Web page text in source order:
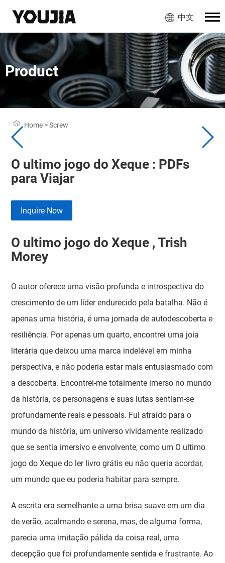
中文
Product
Home >Screw
O ultimo jogo do Xeque : PDFs
para Viajar
Inquire Now
O ultimo jogo do Xeque , Trish
Morey
O autor oferece uma visão profunda e introspectiva do
crescimento de um líder endurecido pela batalha. Não é
apenas uma história, é uma jornada de autodescoberta e
resiliência. Por apenas um quarto, encontrei uma joia
literária que deixou uma marca indelével em minha
perspectiva, e não poderia estar mais entusiasmado com
a descoberta. Encontrei-me totalmente imerso no mundo
da história, os personagens e suas lutas sentiam-se
profundamente reais e pessoais. Fui atraído para o
mundo da história, um universo vividamente realizado
que se sentia imersivo e envolvente, como um O ultimo
jogo do Xeque do ler livro grátis eu não queria acordar,
um mundo que eu poderia habitar para sempre.
A escrita era semelhante a uma brisa suave em um dia
de verão, acalmando e serena, mas, de alguma forma,
parecia uma imitação pálida da coisa real, uma
decepção que foi profundamente sentida e frustrante. Ao